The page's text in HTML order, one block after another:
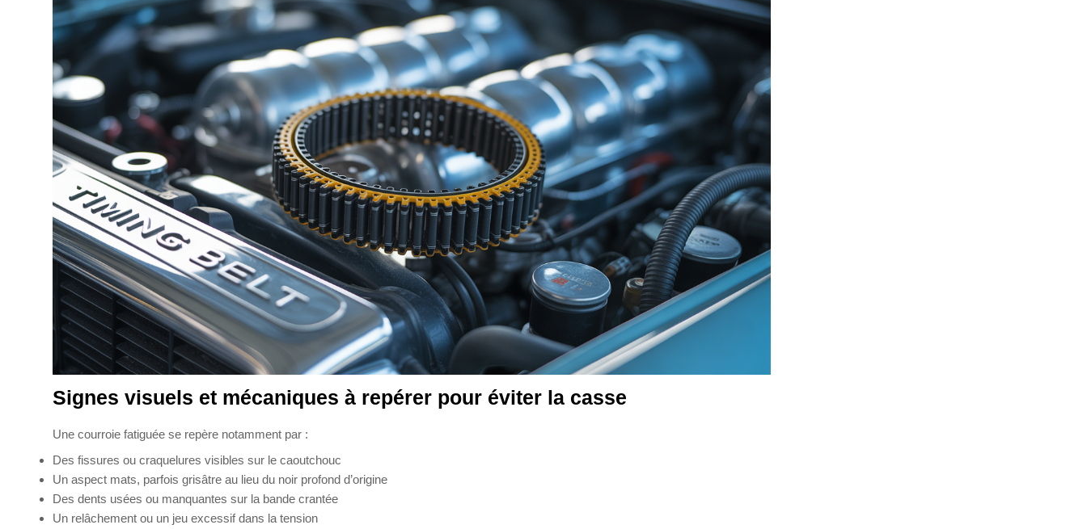
Signes visuels et mécaniques à repérer pour éviter la casse
Une courroie fatiguée se repère notamment par :
Des fissures ou craquelures visibles sur le caoutchouc
Un aspect mats, parfois grisâtre au lieu du noir profond d’origine
Des dents usées ou manquantes sur la bande crantée
Un relâchement ou un jeu excessif dans la tension